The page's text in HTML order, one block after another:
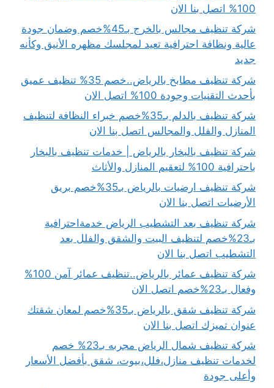
100% اتصل بنا الان
شركة تنظيف مجالس بالخرج بـ45%خصم وضمان جودة
عالية ونظافة احترافية تعيد لمجلسك مظهره الأنيق وكأنه
جديد
شركة تنظيف مطابخ بالرياض..خصم 35% تنظيف عميق
بأحدث التقنيات وجودة 100% اتصل الان
شركة تنظيف بالدلم بـ35%خصم خبراء النظافة لتنظيف
المنازل والفلل والمجالس اتصل بنا الان
شركة تنظيف بالبخار بالرياض | خدمات تنظيف بالبخار
باحترافية 100% لتعقيم المنازل والأثاث
شركة تنظيف ارضيات بالرياض بـ35%خصم بريق
الأرضيات اتصل بنا الان
شركة تنظيف بعد التشطيب الرياض خدمةاحترافية
بـ23%خصم لتنظيف البيت والشقق والفلل بعد
التشطيب اتصل بنا الان
شركة تنظيف عمائر بالرياض..تنظيف عمائر آمن 100%
وفعال بـ23%خصم اتصل الان
شركة تنظيف شقق بالرياض بـ35%خصم لمعان شقتك
عنوان تميزك اتصل بنا الان
شركة تنظيف شمال الرياض مجربه بـ23% خصم
لخدمات تنظيف منازل،فلل،بيوت، شقق بأفضل الأسعار
وأعلى جودة